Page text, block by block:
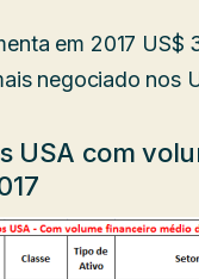
em 2017
negociado nos
USA com